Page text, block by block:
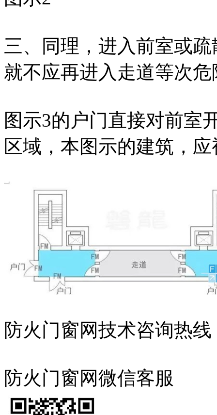
三、同理，进入前室或
就不应再进入走道等次
图示3的户门直接对前室
区域，本图示的建筑，
防火门窗网技术咨询热线
防火门窗网微信客服